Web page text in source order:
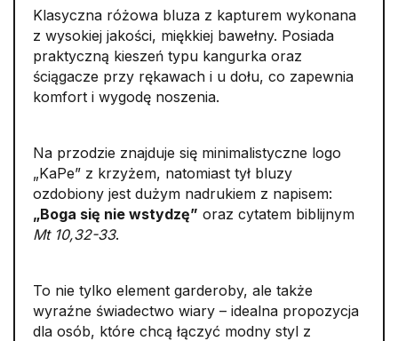
Klasyczna różowa bluza z kapturem wykonana
z wysokiej jakości, miękkiej bawełny. Posiada
praktyczną kieszeń typu kangurka oraz
ściągacze przy rękawach i u dołu, co zapewnia
komfort i wygodę noszenia.
Na przodzie znajduje się minimalistyczne logo
„KaPe” z krzyżem, natomiast tył bluzy
ozdobiony jest dużym nadrukiem z napisem:
„Boga się nie wstydzę” oraz cytatem biblijnym
Mt 10,32-33.
To nie tylko element garderoby, ale także
wyraźne świadectwo wiary – idealna propozycja
dla osób, które chcą łączyć modny styl z